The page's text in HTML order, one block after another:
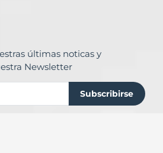
últimas noticas y
Newsletter
Subscribirse